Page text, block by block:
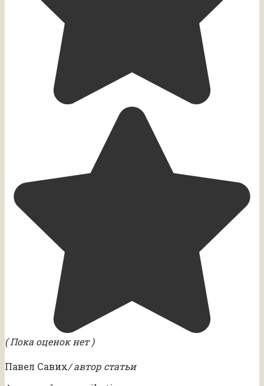
( Пока оценок нет )
Павел Савих/ автор статьи